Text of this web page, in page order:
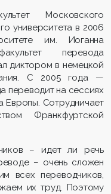
Московского
университета в 2006
им. Иоганна
перевода
диктором в немецкой
С 2005 года —
переводит на сессиях
Европы. Сотрудничает
Франкфуртской
– идет ли речь
– очень сложен
всех переводчиков,
их труд. Поэтому